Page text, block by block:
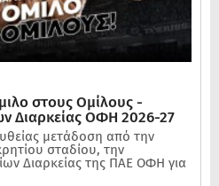
στους Ομίλους -
Διαρκείας ΟΦΗ 2026-27
μετάδοση από την
σταδίου, την
Διαρκείας της ΠΑΕ ΟΦΗ για